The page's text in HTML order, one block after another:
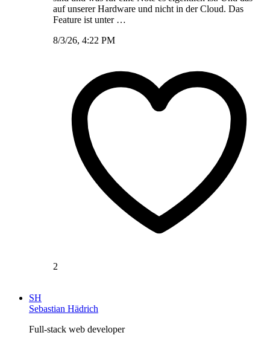
auf unserer Hardware und nicht in der Cloud. Das
Feature ist unter …
8/3/26, 4:22 PM
2
SH
Sebastian Hädrich
Full-stack web developer